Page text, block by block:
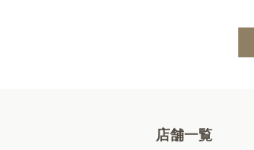
店舗一覧